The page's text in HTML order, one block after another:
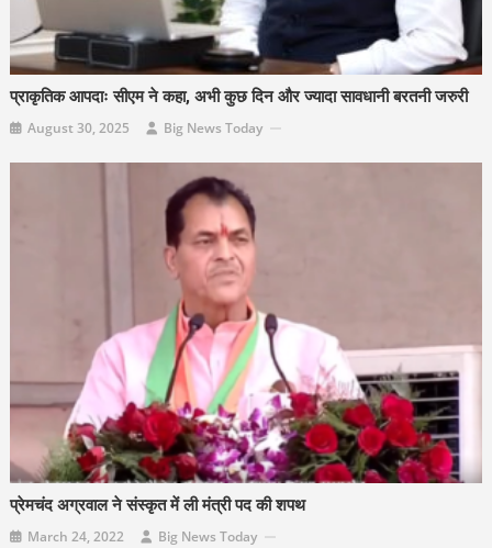
प्राकृतिक आपदाः सीएम ने कहा, अभी कुछ दिन और ज्यादा सावधानी बरतनी जरुरी
August 30, 2025 Big News Today
प्रेमचंद अग्रवाल ने संस्कृत में ली मंत्री पद की शपथ
March 24, 2022 Big News Today